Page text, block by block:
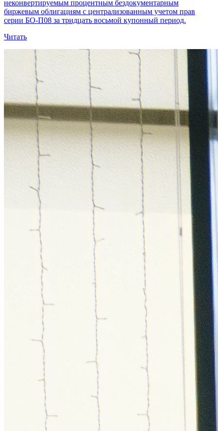
неконвертируемым процентным бездокументарным
биржевым облигациям с централизованным учетом прав
серии БО-П08 за тридцать восьмой купонный период.
Читать